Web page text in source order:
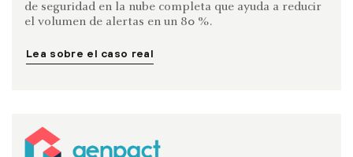
de seguridad en la nube completa que ayuda a reducir
el volumen de alertas en un 80 %.
Lea sobre el caso real